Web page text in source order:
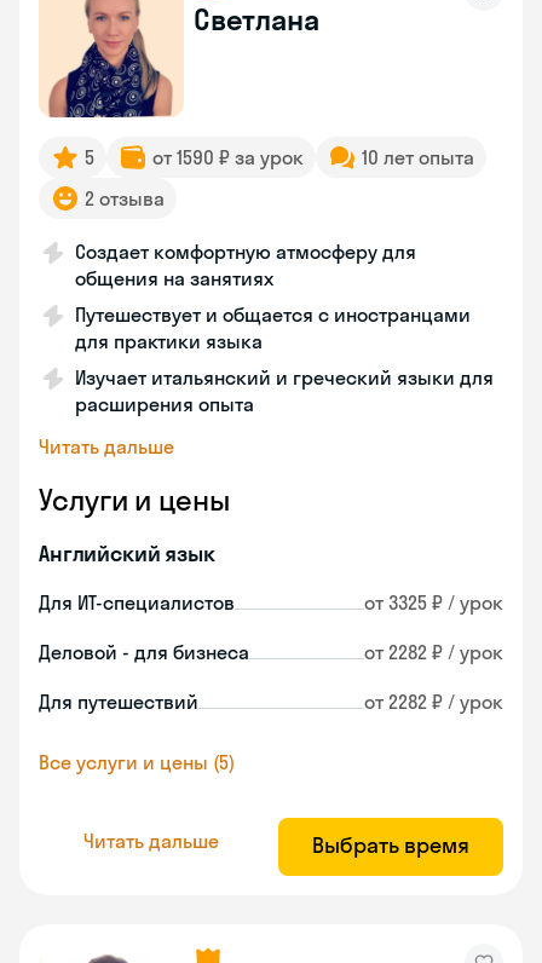
Светлана
5 от 1590 ₽ за урок
10 лет опыта
2 отзыва
Создает комфортную атмосферу для
общения на занятиях
Путешествует и общается с иностранцами
для практики языка
Изучает итальянский и греческий языки для
расширения опыта
Читать дальше
Услуги и цены
Английский язык
Для ИТ-специалистов от 3325 ₽ / урок
Деловой - для бизнеса от 2282 ₽ / урок
Для путешествий от 2282 ₽ / урок
Все услуги и цены (5)
Читать дальше Выбрать время